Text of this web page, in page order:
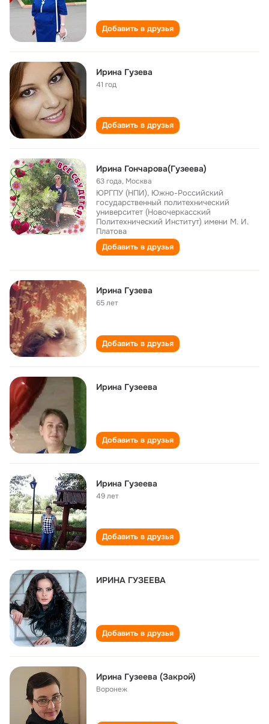
Добавить в друзья
Ирина Гузева
41 год
Добавить в друзья
Ирина Гончарова(Гузеева)
63 года, Москва
ЮРГПУ (НПИ), Южно-Российский
государственный политехнический
университет (Новочеркасский
Политехнический Институт) имени М. И.
Платова
Добавить в друзья
Ирина Гузева
65 лет
Добавить в друзья
Ирина Гузеева
Добавить в друзья
Ирина Гузеева
49 лет
Добавить в друзья
ИРИНА ГУЗЕЕВА
Добавить в друзья
Ирина Гузеева (Закрой)
Воронеж